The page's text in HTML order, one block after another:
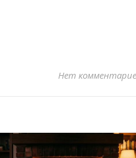
Нет